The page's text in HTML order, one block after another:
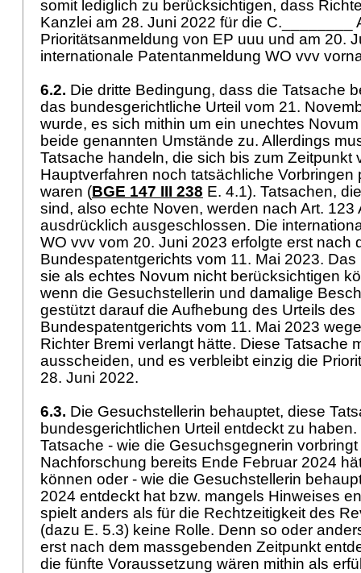
somit lediglich zu berücksichtigen, dass
Kanzlei am 28. Juni 2022 für die C.________
Prioritätsanmeldung von EP uuu und am 20.
internationale Patentanmeldung WO vvv
6.2. Die dritte Bedingung, dass die Tatsache
das bundesgerichtliche Urteil vom 21.
wurde, es sich mithin um ein unechtes
beide genannten Umstände zu. Allerdings
Tatsache handeln, die sich bis zum Zeitpunkt
Hauptverfahren noch tatsächliche Vorbringen
waren (BGE 147 III 238 E. 4.1). Tatsachen,
sind, also echte Noven, werden nach Art. 123
ausdrücklich ausgeschlossen. Die
WO vvv vom 20. Juni 2023 erfolgte erst nach
Bundespatentgerichts vom 11. Mai 2023.
sie als echtes Novum nicht berücksichtigen
wenn die Gesuchstellerin und damalige
gestützt darauf die Aufhebung des Urteils des
Bundespatentgerichts vom 11. Mai 2023
Richter Bremi verlangt hätte. Diese Tatsache
ausscheiden, und es verbleibt einzig die
28. Juni 2022.
6.3. Die Gesuchstellerin behauptet, diese
bundesgerichtlichen Urteil entdeckt zu
Tatsache - wie die Gesuchsgegnerin
Nachforschung bereits Ende Februar 2024
können oder - wie die Gesuchstellerin
2024 entdeckt hat bzw. mangels Hinweises
spielt anders als für die Rechtzeitigkeit des
(dazu E. 5.3) keine Rolle. Denn so oder
erst nach dem massgebenden Zeitpunkt
die fünfte Voraussetzung wären mithin als